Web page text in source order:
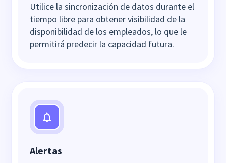
Utilice la sincronización de datos durante el
tiempo libre para obtener visibilidad de la
disponibilidad de los empleados, lo que le
permitirá predecir la capacidad futura.
Alertas